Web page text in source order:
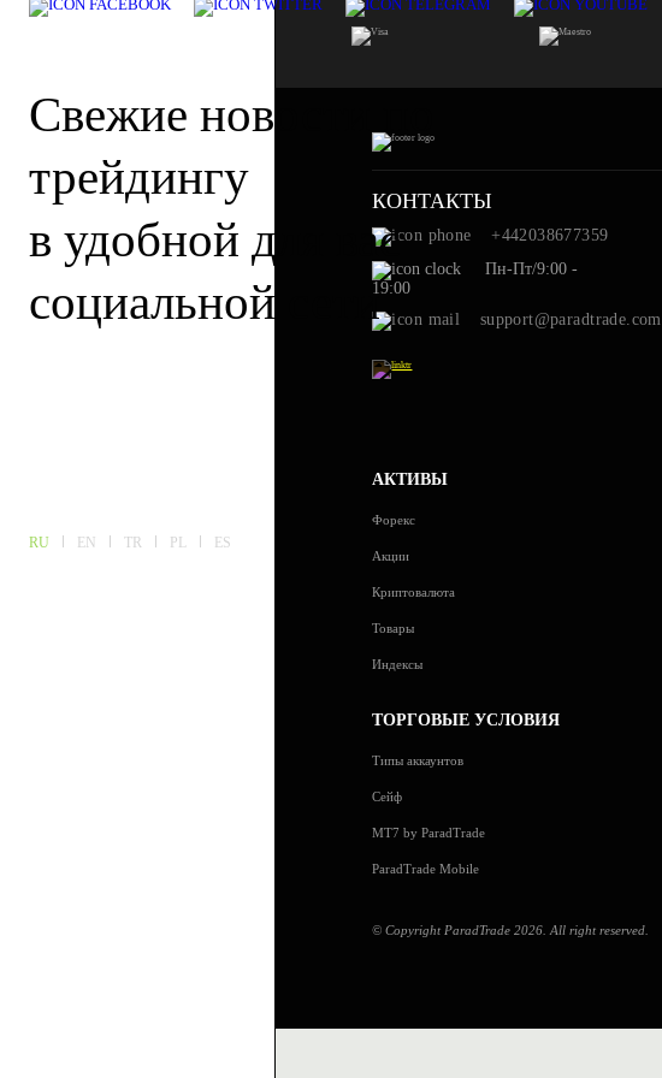
Cвежие новости по
трейдингу
в удобной для вас
социальной сети
RU EN TR PL ES
КОНТАКТЫ
+442038677359
Пн-Пт/9:00 -
19:00
support@paradtrade.com
АКТИВЫ
Форекс
Акции
Криптовалюта
Товары
Индексы
ТОРГОВЫЕ УСЛОВИЯ
Типы аккаунтов
Сейф
MT7 by ParadTrade
ParadTrade Mobile
© Copyright ParadTrade 2026. All right reserved.